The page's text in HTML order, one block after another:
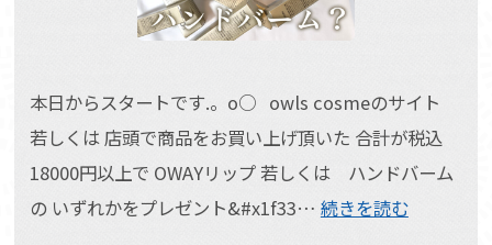
本日からスタートです.。o○ owls cosmeのサイト
若しくは 店頭で商品をお買い上げ頂いた 合計が税込
18000円以上で OWAYリップ 若しくは ハンドバーム
の いずれかをプレゼント&#x1f33… 続きを読む